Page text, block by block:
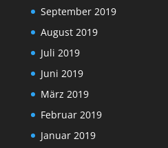
September 2019
August 2019
Juli 2019
Juni 2019
März 2019
Februar 2019
Januar 2019